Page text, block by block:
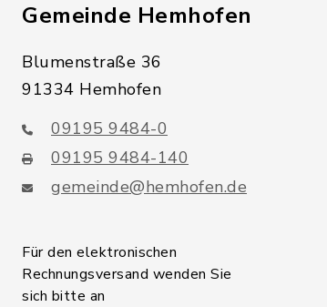
Gemeinde Hemhofen
Blumenstraße 36
91334 Hemhofen
09195 9484-0
09195 9484-140
gemeinde@hemhofen.de
Für den elektronischen
Rechnungsversand wenden Sie
sich bitte an